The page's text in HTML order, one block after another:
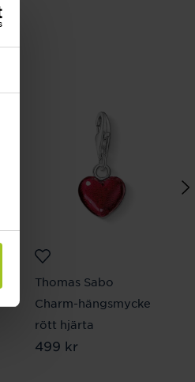
Thomas Sabo
Charm-hängsmycke
rött hjärta
Pris:499 kr
499 kr